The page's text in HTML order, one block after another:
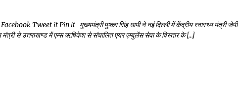
Tweet it Pin it मुख्यमंत्री पुष्कर सिंह धामी ने नई दिल्ली में केंद्रीय स्वास्थ्य मंत्री जेपी
मंत्री से उत्तराखण्ड में एम्स ऋषिकेश से संचालित एयर एम्बुलेंस सेवा के विस्तार के […]